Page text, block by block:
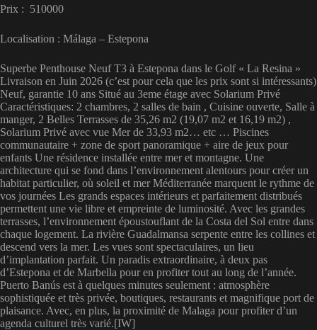
Prix : 510000
Localisation : Málaga – Estepona
Superbe Penthouse Neuf T3 à Estepona dans le Golf « La Resina »
Livraison en Juin 2026 (c’est pour cela que les prix sont si intéressants)
Neuf, garantie 10 ans Situé au 3eme étage avec Solarium Privé
Caractéristiques: 2 chambres, 2 salles de bain , Cuisine ouverte, Salle à
manger, 2 Belles Terrasses de 35,26 m2 (19,07 m2 et 16,19 m2) ,
Solarium Privé avec vue Mer de 33,93 m2… etc … Piscines
communautaire + zone de sport panoramique + aire de jeux pour
enfants Une résidence installée entre mer et montagne. Une
architecture qui se fond dans l’environnement alentours pour créer un
habitat particulier, où soleil et mer Méditerranée marquent le rythme de
vos journées Les grands espaces intérieurs et parfaitement distribués
permettent une vie libre et empreinte de luminosité. Avec les grandes
terrasses, l’environnement époustouflant de la Costa del Sol entre dans
chaque logement. La rivière Guadalmansa serpente entre les collines et
descend vers la mer. Les vues sont spectaculaires, un lieu
d’implantation parfait. Un paradis extraordinaire, à deux pas
d’Estepona et de Marbella pour en profiter tout au long de l’année.
Puerto Banús est à quelques minutes seulement : atmosphère
sophistiquée et très privée, boutiques, restaurants et magnifique port de
plaisance. Avec, en plus, la proximité de Malaga pour profiter d’un
agenda culturel très varié.[IW]